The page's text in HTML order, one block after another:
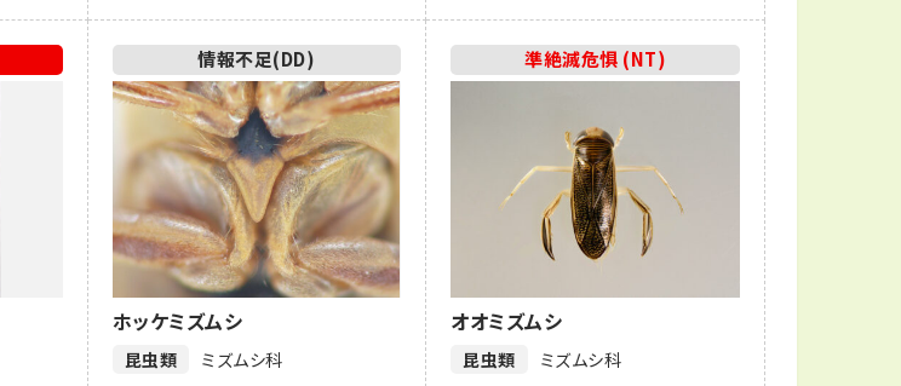
昆虫類
ホッケミズムシ
ミズムシ科
情報不足(DD)
昆虫類
オオミズムシ
ミズムシ科
準絶滅危惧 (NT)